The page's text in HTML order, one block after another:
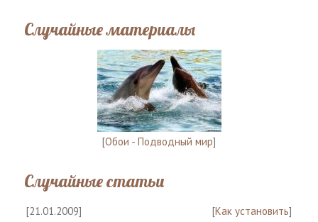
Случайные материалы
[Обои - Подводный мир]
Случайные статьи
[21.01.2009] [Как установить]